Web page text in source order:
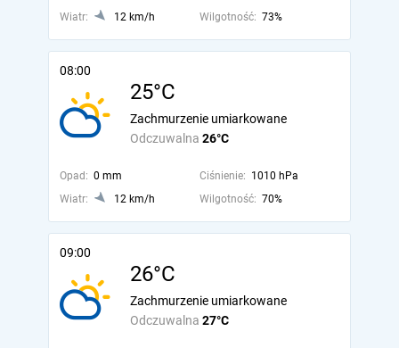
Wiatr: 12 km/h Wilgotność: 73%
08:00
25°C
Odczuwalna 26°C
Zachmurzenie umiarkowane
Opad: 0 mm Ciśnienie: 1010 hPa
Wiatr:
12 km/h Wilgotność: 70%
09:00
26°C
Odczuwalna 27°C
Zachmurzenie umiarkowane